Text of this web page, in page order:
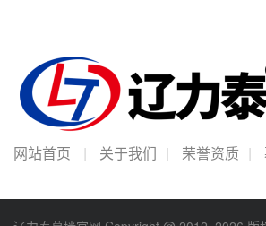
网站首页
| 关于我们 | 荣誉资质 |